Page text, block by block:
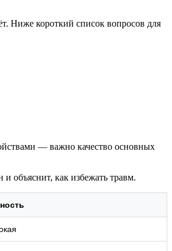
Ниже короткий список вопросов для
— важно качество основных
объяснит, как избежать травм.